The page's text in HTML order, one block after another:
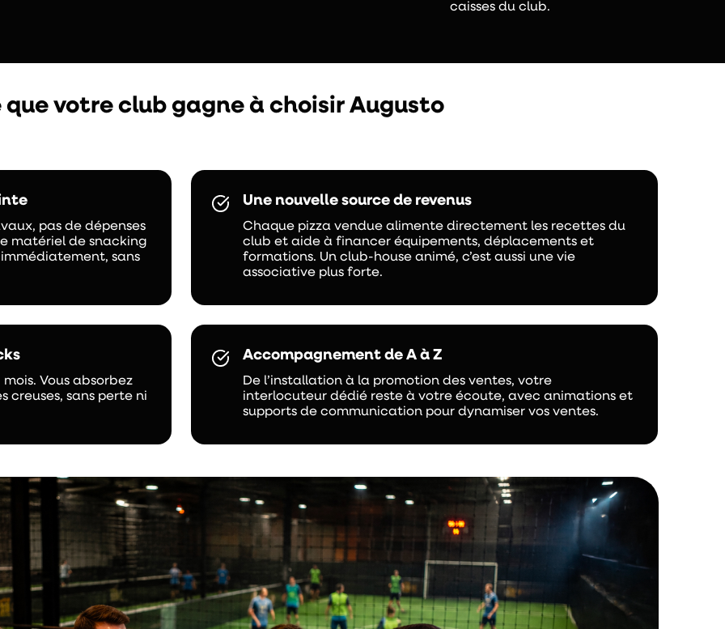
caisses du club.
que votre club gagne à choisir Augusto
pas de dépenses
matériel de snacking
sans
Une nouvelle source de revenus
Chaque pizza vendue alimente directement les recettes du
club et aide à financer équipements, déplacements et
formations. Un club-house animé, c’est aussi une vie
associative plus forte.
Vous absorbez
creuses, sans perte ni
Accompagnement de A à Z
De l’installation à la promotion des ventes, votre
interlocuteur dédié reste à votre écoute, avec animations et
supports de communication pour dynamiser vos ventes.